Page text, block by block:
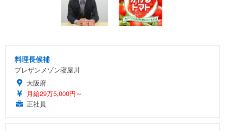
料理長候補
プレザンメゾン寝屋川
大阪府
月給29万5,000円～
正社員